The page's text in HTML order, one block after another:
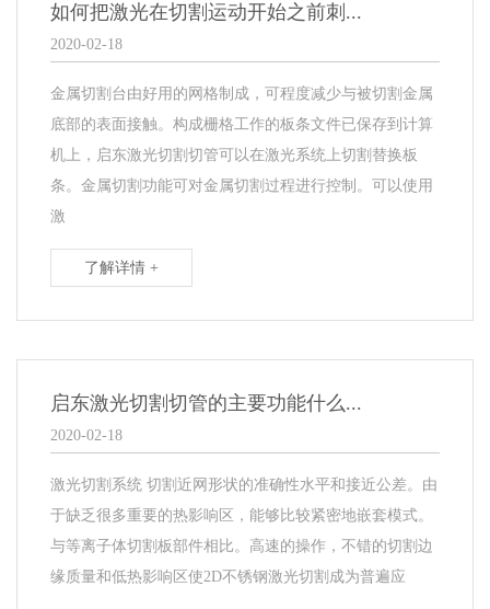
如何把激光在切割运动开始之前刺...
2020-02-18
金属切割台由好用的网格制成，可程度减少与被切割金属
底部的表面接触。构成栅格工作的板条文件已保存到计算
机上，启东激光切割切管可以在激光系统上切割替换板
条。金属切割功能可对金属切割过程进行控制。可以使用
激
了解详情 +
启东激光切割切管的主要功能什么...
2020-02-18
激光切割系统 切割近网形状的准确性水平和接近公差。由
于缺乏很多重要的热影响区，能够比较紧密地嵌套模式。
与等离子体切割板部件相比。高速的操作，不错的切割边
缘质量和低热影响区使2D不锈钢激光切割成为普遍应